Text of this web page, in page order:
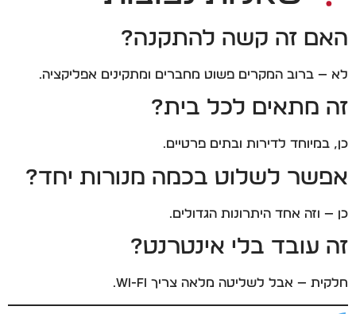
האם זה קשה להתקנה?
לא — ברוב המקרים פשוט מחברים ומתקינים אפליקציה.
זה מתאים לכל בית?
כן, במיוחד לדירות ובתים פרטיים.
אפשר לשלוט בכמה מנורות יחד?
כן — וזה אחד היתרונות הגדולים.
זה עובד בלי אינטרנט?
חלקית — אבל לשליטה מלאה צריך Wi-Fi.